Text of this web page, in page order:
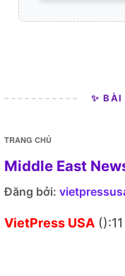
✨ BÀI
TRANG CHỦ
Middle East
Đăng bởi:
VietPress USA ():11